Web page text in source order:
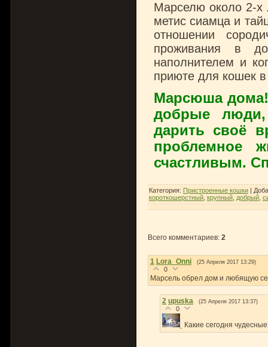
Марселю около 2-х
метис сиамца и
отношении
проживания в
наполнителем и
приюте для кошек
Марсюша дома!
добрые
дарить своё
проблемное
счастливым.
Категория: Пристроенные кошки |
короткошерстный крупный добрый
Всего комментариев: 2
1 Lora_Onni (25 Апреля 2017 13:29)
0
Марсель обрел дом и любящую
2 upuska (25 Апреля 2017 13:37)
0
Какие сегодня